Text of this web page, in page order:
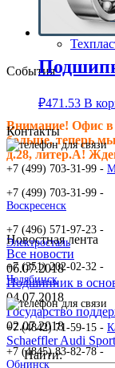
События
Внимание! Офис в
больше, теперь
д.28, литер.А!
Новостная лента
Все новости
06.07.2018
Подшипник в
04.07.2018
Государство
02.07.2018
Schaeffler Audi
Найти:
₽471.53 В
Контакты
+7 (499) 703-31-99 -
+7 (499) 703-31-99 -
Воскресенск
+7 (496) 571-97-23 -
Электросталь
+7 (351) 202-02-32 -
Челябинск
+7 (4842) 71-59-15 -
+7 (4845) 83-82-78 -
Обнинск